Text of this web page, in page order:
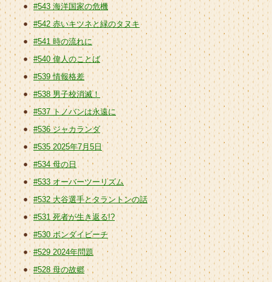
#543 海洋国家の危機
#542 赤いキツネと緑のタヌキ
#541 時の流れに
#540 偉人のことば
#539 情報格差
#538 男子校消滅！
#537 トノバンは永遠に
#536 ジャカランダ
#535 2025年7月5日
#534 母の日
#533 オーバーツーリズム
#532 大谷選手とタラントンの話
#531 死者が生き返る!?
#530 ボンダイビーチ
#529 2024年問題
#528 母の故郷